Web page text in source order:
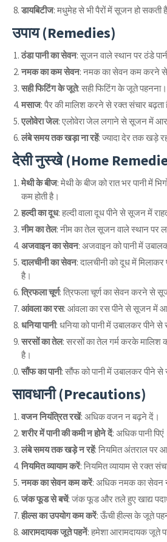
डायबिटीज: मधुमेह से भी पैरों में सूजन हो सकती
उपाय (Remedies)
ठंडा पानी का सेवन: सूजन वाले स्थान पर ठंडे
नमक का कम सेवन: नमक का सेवन कम करने से
सही फिटिंग के जूते: सही फिटिंग के जूते पहनना।
मसाज: पैर की मालिश करने से रक्त संचार
एलोवेरा जेल: एलोवेरा जेल लगाने से सूजन में
लंबे समय तक खड़ा ना रहें: ज्यादा देर तक खड़े
देसी नुस्खे (Home
मेथी के बीज: मेथी के बीज को रात भर पानी में
कम होती है।
हल्दी का दूध: हल्दी वाला दूध पीने से सूजन में
नीम का तेल: नीम का तेल सूजन वाले स्थान पर
अजवाइन का सेवन: अजवाइन को पानी में
दालचीनी का सेवन: दालचीनी को दूध में
है।
त्रिफला चूर्ण: त्रिफला चूर्ण का सेवन करने से
आंवला का रस: आंवला का रस पीने से सूजन में
धनिया पानी: धनिया को पानी में उबालकर पीने
सरसों का तेल: सरसों का तेल गर्म करके
है।
सौंफ का पानी: सौंफ को पानी में उबालकर पीने
सावधानी (Precautions)
वजन नियंत्रित रखें: अधिक वजन न बढ़ने दें।
शरीर में पानी की कमी न होने दें: अधिक पानी
लंबे समय तक खड़े न रहें: नियमित अंतराल पर
नियमित व्यायाम करें: नियमित व्यायाम से रक्त
नमक का सेवन कम करें: अधिक नमक का सेवन
जंक फूड से बचें: जंक फूड और तले हुए खाद्य
हील्स का उपयोग कम करें: ऊँची हील्स के जूते
आरामदायक जूते पहनें: हमेशा आरामदायक जूते